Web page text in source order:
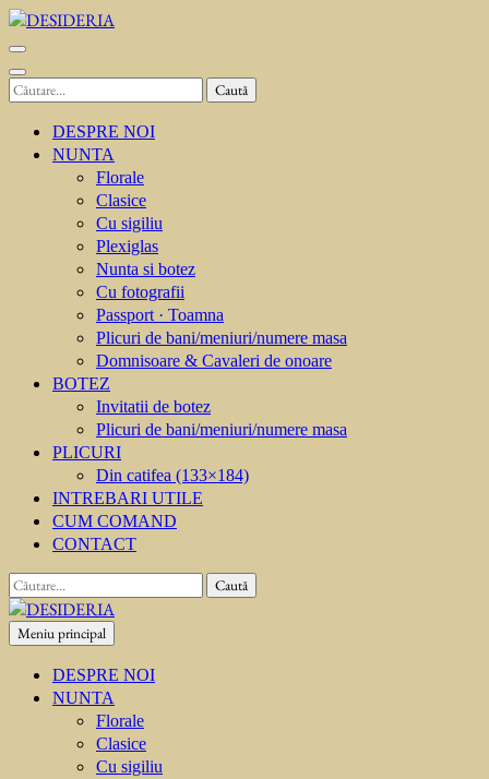
Sari
la
conținut
(apasă
Caută
DESPRE NOI
NUNTA
Florale
Clasice
Cu sigiliu
Plexiglas
Nunta si botez
Cu fotografii
Passport · Toamna
Plicuri de bani/meniuri/numere masa
Domnisoare & Cavaleri de onoare
BOTEZ
Invitatii de botez
Plicuri de bani/meniuri/numere masa
PLICURI
Din catifea (133×184)
INTREBARI UTILE
CUM COMAND
CONTACT
Caută
după:
DESIDERIA
Creator de invitati
Meniu principal
DESPRE NOI
NUNTA
Florale
Clasice
Cu sigiliu